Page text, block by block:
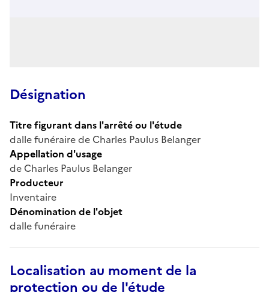
Désignation
Titre figurant dans l'arrêté ou l'étude
dalle funéraire de Charles Paulus Belanger
Appellation d'usage
de Charles Paulus Belanger
Producteur
Inventaire
Dénomination de l'objet
dalle funéraire
Localisation au moment de la
protection ou de l'étude